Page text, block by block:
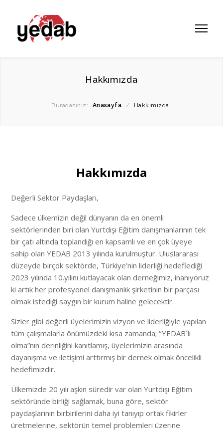
Hakkımızda
Buradasınız: Anasayfa / Hakkımızda
Hakkımızda
Değerli Sektör Paydaşları,
Sadece ülkemizin değil dünyanın da en önemli
sektörlerinden biri olan Yurtdışı Eğitim danışmanlarının tek
bir çatı altında toplandığı en kapsamlı ve en çok üyeye
sahip olan YEDAB 2013 yılında kurulmuştur. Uluslararası
düzeyde birçok sektörde, Türkiye’nin liderliği hedeflediği
2023 yılında 10.yılını kutlayacak olan derneğimiz, inanıyoruz
ki artık her profesyonel danışmanlık şirketinin bir parçası
olmak istediği saygın bir kurum haline gelecektir.
Sizler gibi değerli üyelerimizin vizyon ve liderliğiyle yapılan
tüm çalışmalarla önümüzdeki kısa zamanda; ‘‘YEDAB´lı
olma”nın derinliğini kanıtlamış, üyelerimizin arasında
dayanışma ve iletişimi arttırmış bir dernek olmak öncelikli
hedefimizdir.
Ülkemizde 20 yılı aşkın süredir var olan Yurtdışı Eğitim
sektöründe birliği sağlamak, buna göre, sektör
paydaşlarının birbirilerini daha iyi tanıyıp ortak fikirler
üretmelerine, sektörün temel problemleri üzerine